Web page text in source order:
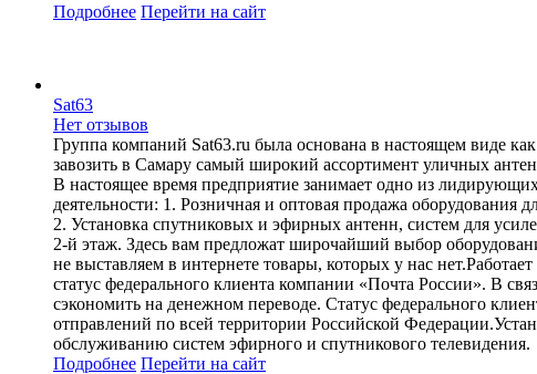
Подробнее Перейти на сайт
Sat63
Нет отзывов
Группа компаний Sat63.ru была основана в настоящем виде
завозить в Самару самый широкий ассортимент уличных
В настоящее время предприятие занимает одно из
деятельности: 1. Розничная и оптовая продажа
2. Установка спутниковых и эфирных антенн, систем для
2-й этаж. Здесь вам предложат широчайший выбор
не выставляем в интернете товары, которых у нас
статус федерального клиента компании «Почта России». В
сэкономить на денежном переводе. Статус федерального
отправлений по всей территории Российской
обслуживанию систем эфирного и спутникового телевидения.
Подробнее Перейти на сайт